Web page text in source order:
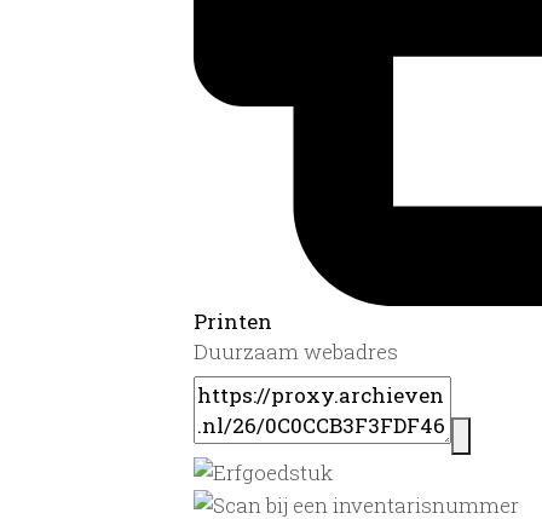
Printen
Duurzaam webadres